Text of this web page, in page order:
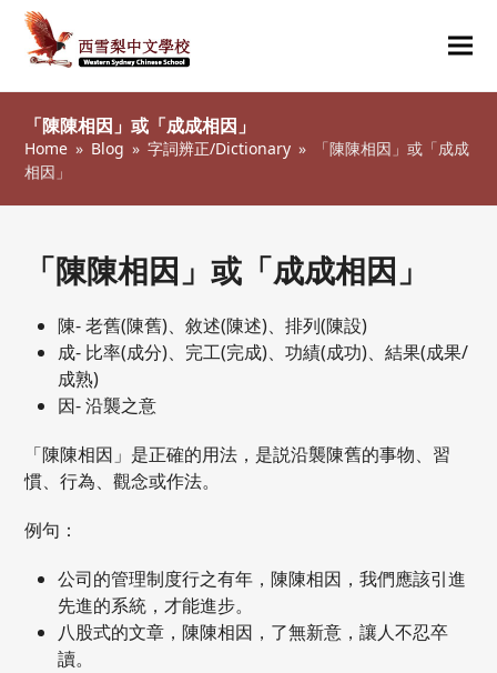
「陳陳相因」或「成成相因」
Home » Blog » 字詞辨正/Dictionary »
「陳陳相因」或「成成
相因」
「陳陳相因」或「成成相因」
陳- 老舊(陳舊)、敘述(陳述)、排列(陳設)
成- 比率(成分)、完工(完成)、功績(成功)、結果(成果/
成熟)
因- 沿襲之意
「陳陳相因」是正確的用法，是説沿襲陳舊的事物、習
慣、行為、觀念或作法。
例句：
公司的管理制度行之有年，陳陳相因，我們應該引進
先進的系統，才能進步。
八股式的文章，陳陳相因，了無新意，讓人不忍卒
讀。